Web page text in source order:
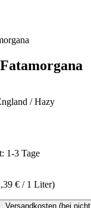
/ Hazy
1-3 Tage
€ / 1 Liter)
Versandkosten (bei